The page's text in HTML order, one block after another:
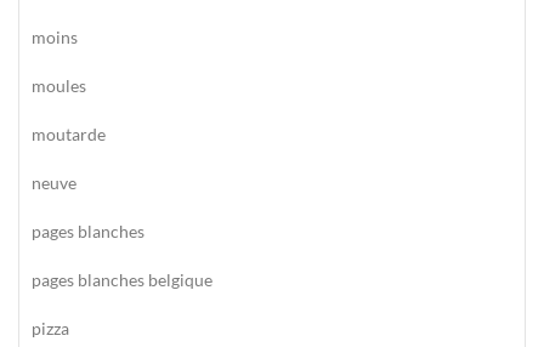
moins
moules
moutarde
neuve
pages blanches
pages blanches belgique
pizza